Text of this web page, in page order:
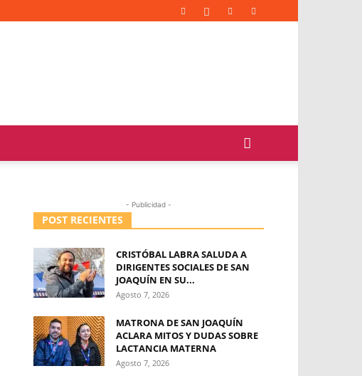
- Publicidad -
POST RECIENTES
CRISTÓBAL LABRA SALUDA A
DIRIGENTES SOCIALES DE SAN
JOAQUÍN EN SU...
Agosto 7, 2026
MATRONA DE SAN JOAQUÍN
ACLARA MITOS Y DUDAS SOBRE
LACTANCIA MATERNA
Agosto 7, 2026